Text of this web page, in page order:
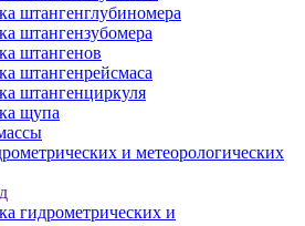
штангенглубиномера
штангензубомера
штангенов
штангенрейсмаса
штангенциркуля
щупа
и метеорологических
гидрометрических и